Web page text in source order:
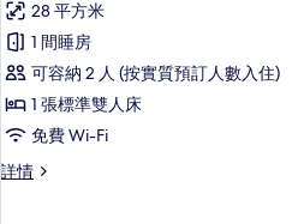
片
情
有
豪
華
雙
人
房,
28 平方米
1 間睡房
可容納 2 人 (按實質預訂人數入住)
1 張標準雙人床
免費 Wi-Fi
詳情
豪